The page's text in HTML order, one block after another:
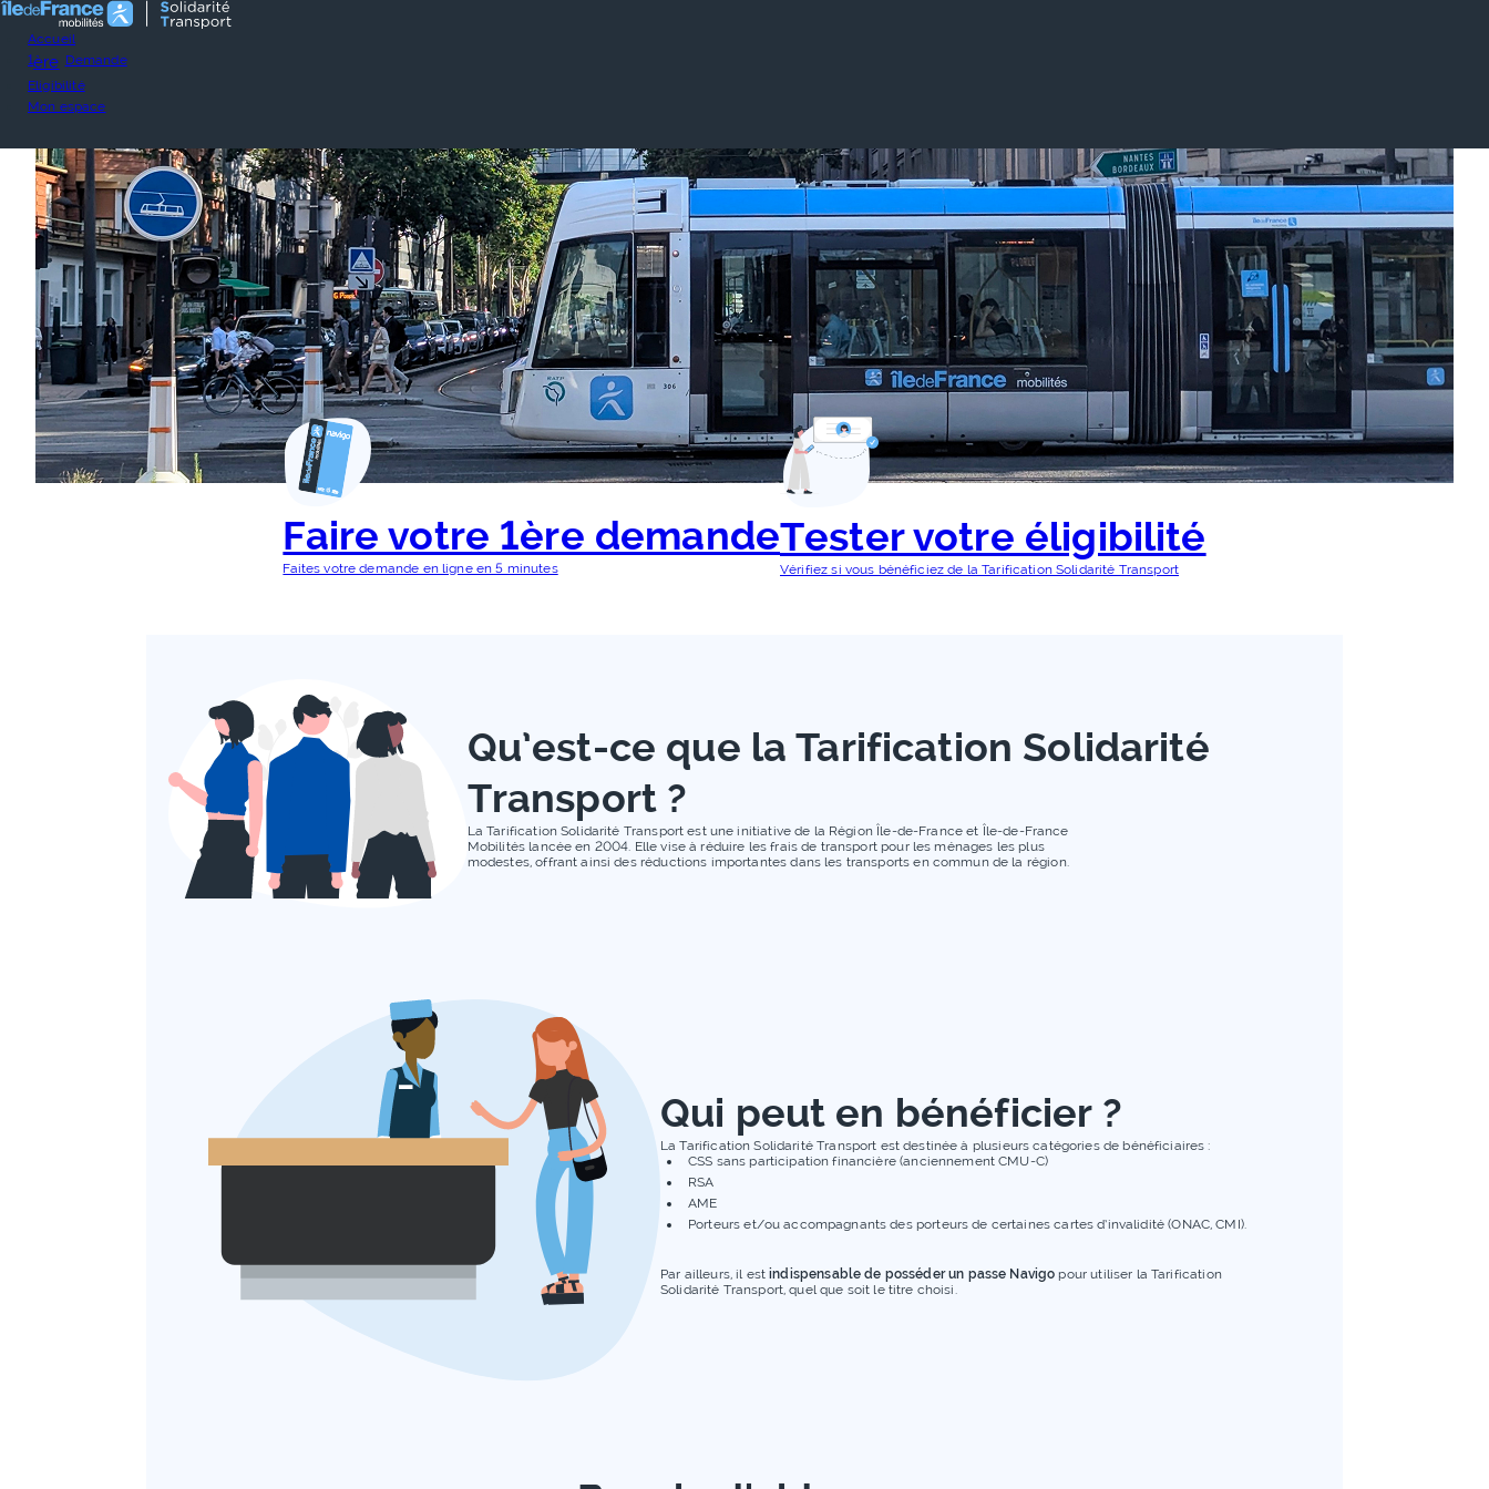
Accueil
1ère Demande
Eligibilité
Mon espace
Faire votre 1ère demande
Faites votre demande en ligne en 5 minutes
Tester votre éligibilité
Vérifiez si vous bénéficiez de la Tarification Solidarité Transport
Qu’est-ce que la Tarification Solidarité
Transport ?
La Tarification Solidarité Transport est une initiative de la Région Île-de-France et Île-de-France
Mobilités lancée en 2004. Elle vise à réduire les frais de transport pour les ménages les plus
modestes, offrant ainsi des réductions importantes dans les transports en commun de la région.
Qui peut en bénéficier ?
La Tarification Solidarité Transport est destinée à plusieurs catégories de bénéficiaires :
CSS sans participation financière (anciennement CMU-C)
RSA
AME
Porteurs et/ou accompagnants des porteurs de certaines cartes d’invalidité (ONAC, CMI).
Par ailleurs, il estindispensable de posséder un passe Navigo pour utiliser la Tarification
Solidarité Transport, quel que soit le titre choisi.